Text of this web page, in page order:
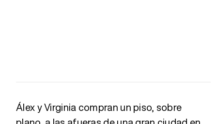
Álex y Virginia compran un piso, sobre